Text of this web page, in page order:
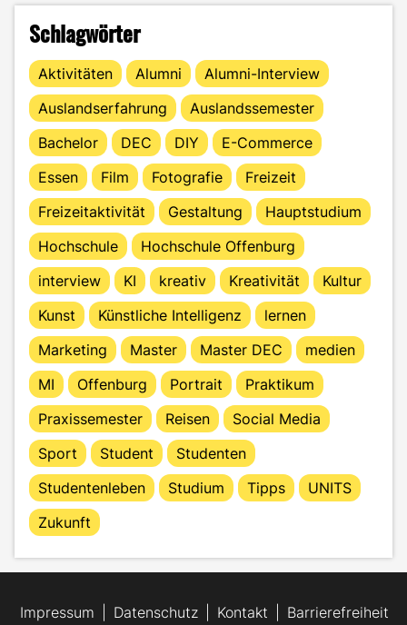
Schlagwörter
Aktivitäten Alumni
Alumni-Interview
Auslandserfahrung
Auslandssemester
Bachelor
DEC DIY
E-Commerce
Essen
Film Fotografie
Freizeit
Freizeitaktivität
Gestaltung
Hauptstudium
Hochschule
Hochschule Offenburg
interview
KI kreativ Kreativität
Kultur
Kunst
Künstliche Intelligenz
lernen
Marketing
Master Master DEC
medien
MI
Offenburg Portrait
Praktikum
Praxissemester
Reisen
Social Media
Sport
Student
Studenten
Studentenleben
Studium Tipps
UNITS
Zukunft
Impressum Datenschutz Kontakt Barrierefreiheit